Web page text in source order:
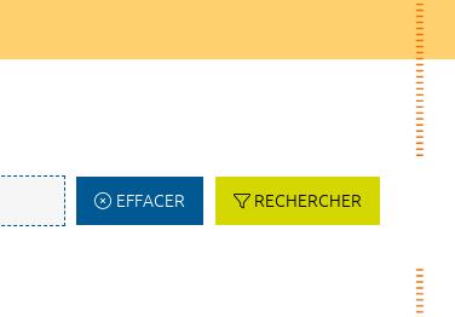
EFFACER RECHERCHER